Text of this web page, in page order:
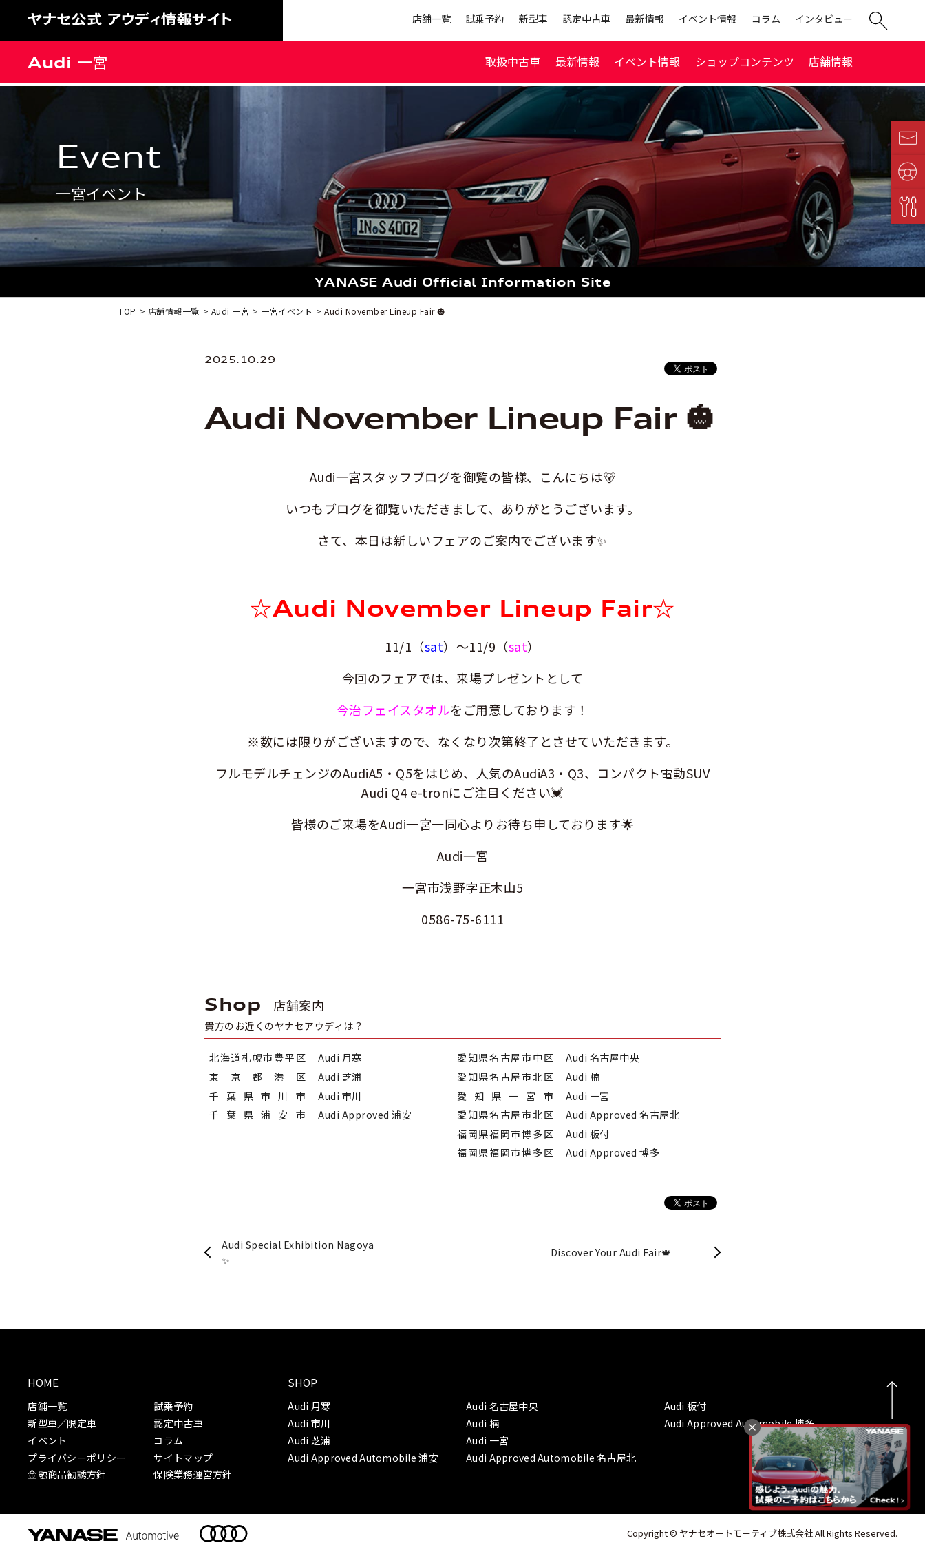
店舗一覧 試乗予約 新型車 認定中古車 最新情報 イベント情報 コラム インタビュー
Audi 一宮 取扱中古車 最新情報 イベント情報 ショップコンテンツ 店舗情報
event
一宮イベント
YANASE Audi Official Information Site
TOP 店舗情報一覧 Audi 一宮 一宮イベント Audi November Lineup Fair 🎃
2025.10.29
Audi November Lineup Fair 🎃
Audi一宮スタッフブログを御覧の皆様、こんにちは🐻
いつもブログを御覧いただきまして、ありがとうございます。
さて、本日は新しいフェアのご案内でございます✨
☆Audi November Lineup Fair☆
11/1（sat）～11/9（sat）
今回のフェアでは、来場プレゼントとして
今治フェイスタオルをご用意しております！
※数には限りがございますので、なくなり次第終了とさせていただきます。
フルモデルチェンジのAudiA5・Q5をはじめ、人気のAudiA3・Q3、コンパクト電動SUV
Audi Q4 e-tronにご注目ください💓
皆様のご来場をAudi一宮一同心よりお待ち申しております🌟
Audi一宮
一宮市浅野字正木山5
0586-75-6111
Shop 店舗案内
貴方のお近くのヤナセアウディは？
北海道札幌市豊平区
Audi 月寒
東京都港区
Audi 芝浦
千葉県市川市
Audi 市川
千葉県浦安市
Audi Approved 浦安
愛知県名古屋市中区
Audi 名古屋中央
愛知県名古屋市北区
Audi 楠
愛知県一宮市
Audi 一宮
愛知県名古屋市北区
Audi Approved 名古屋北
福岡県福岡市博多区
Audi 板付
福岡県福岡市博多区
Audi Approved 博多
Audi Special Exhibition Nagoya
✨
Discover Your Audi Fair🍁
HOME
店舗一覧
新型車／限定車
イベント
プライバシーポリシー
金融商品勧誘方針
試乗予約
認定中古車
コラム
サイトマップ
保険業務運営方針
SHOP
Audi 月寒
Audi 市川
Audi 芝浦
Audi Approved Automobile 浦安
Audi 名古屋中央
Audi 楠
Audi 一宮
Audi Approved Automobile 名古屋北
Audi 板付
Audi Approved Automobile 博多
Copyright © ヤナセオートモーティブ株式会社 All Rights Reserved.